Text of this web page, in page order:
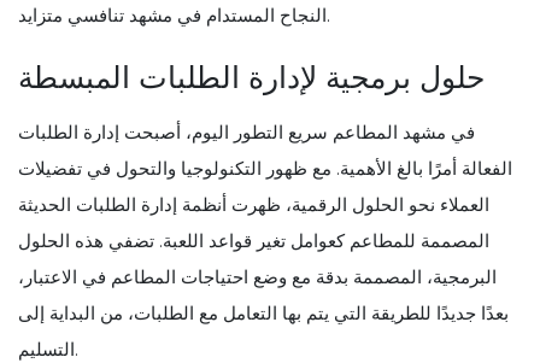
النجاح المستدام في مشهد تنافسي متزايد.
حلول برمجية لإدارة الطلبات المبسطة
في مشهد المطاعم سريع التطور اليوم، أصبحت إدارة الطلبات
الفعالة أمرًا بالغ الأهمية. مع ظهور التكنولوجيا والتحول في تفضيلات
العملاء نحو الحلول الرقمية، ظهرت أنظمة إدارة الطلبات الحديثة
المصممة للمطاعم كعوامل تغير قواعد اللعبة. تضفي هذه الحلول
البرمجية، المصممة بدقة مع وضع احتياجات المطاعم في الاعتبار،
بعدًا جديدًا للطريقة التي يتم بها التعامل مع الطلبات، من البداية إلى
التسليم.